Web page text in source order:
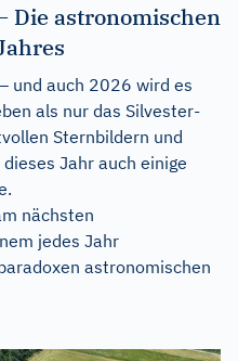
Die astronomischen
und auch 2026 wird es
als nur das Silvester-
Sternbildern und
Jahr auch einige
nächsten
jedes Jahr
astronomischen